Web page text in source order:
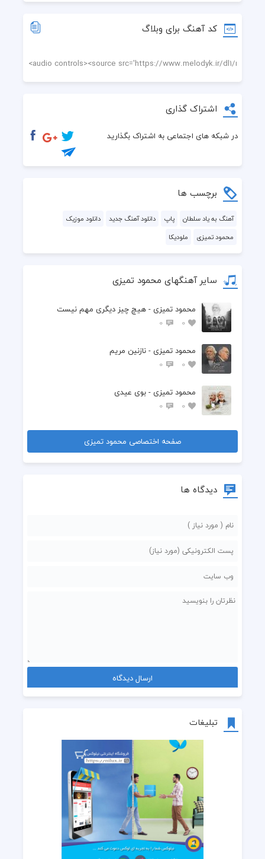
تبلیغات
کد آهنگ برای وبلاگ
اشتراک گذاری
در شبکه های اجتماعی به اشتراک بگذارید
برچسب ها
آهنگ به یاد سلطان پاپ دانلود آهنگ جدید
دانلود موزیک
محمود تمیزی
ملودیکا
سایر آهنگهای محمود تمیزی
محمود تمیزی - هیچ چیز دیگری مهم نیست
0
0
محمود تمیزی - نازنین مریم
0
0
محمود تمیزی - بوی عیدی
0
0
صفحه اختصاصی محمود تمیزی
دیدگاه ها